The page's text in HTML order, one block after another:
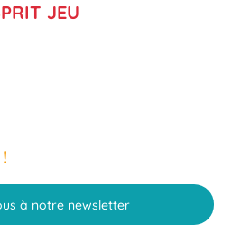
JEU
à notre newsletter